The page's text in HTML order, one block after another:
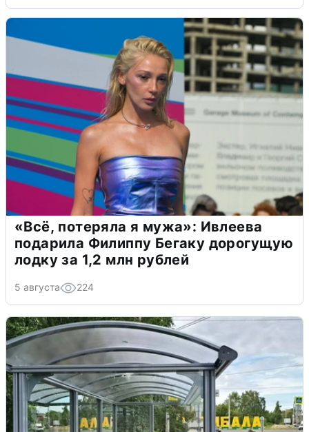
«Всё, потеряла я мужа»: Ивлеева
подарила Филиппу Бегаку дорогущую
лодку за 1,2 млн рублей
5 августа 224